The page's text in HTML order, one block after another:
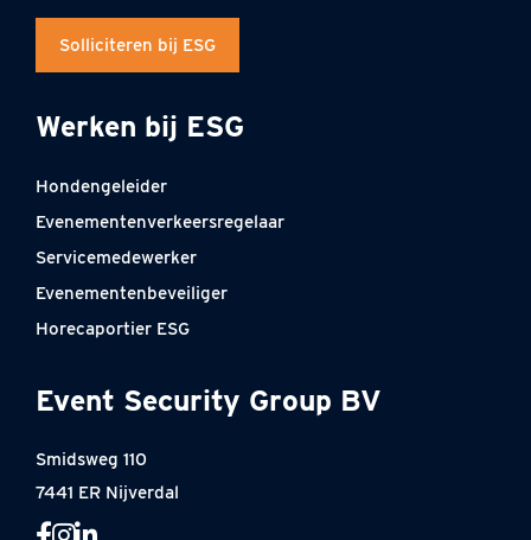
Solliciteren bij ESG
Werken bij ESG
Hondengeleider
Evenementenverkeersregelaar
Servicemedewerker
Evenementenbeveiliger
Horecaportier ESG
Event Security Group BV
Smidsweg 110
7441 ER Nijverdal